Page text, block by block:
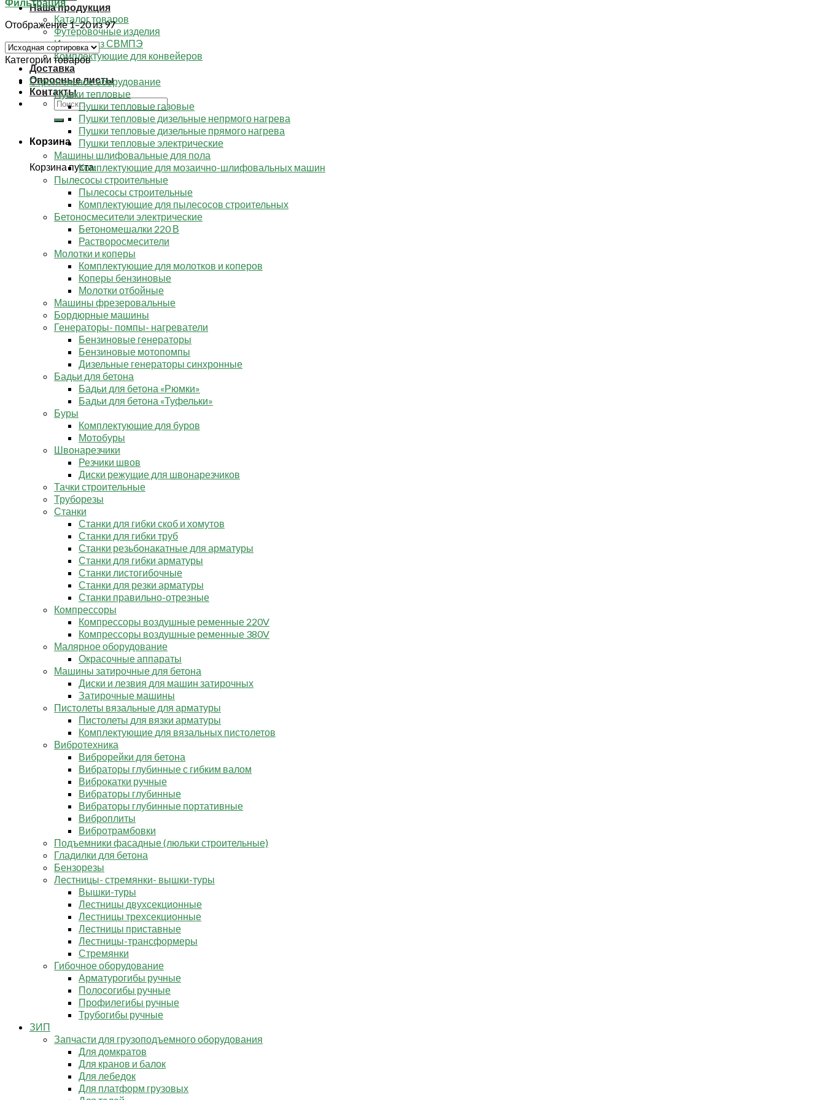
Наша продукция
Каталог товаров
Футеровочные изделия
Изделия из СВМПЭ
Комплектующие для конвейеров
Доставка
Опросные листы
Контакты
Искать:
Корзина
Корзина пуста.
Отображение 1–20 из 97
Категории товаров
Строительное оборудование
Пушки тепловые
Пушки тепловые газовые
Пушки тепловые дизельные непрмого нагрева
Пушки тепловые дизельные прямого нагрева
Пушки тепловые электрические
Машины шлифовальные для пола
Комплектующие для мозаично-шлифовальных машин
Пылесосы строительные
Пылесосы строительные
Комплектующие для пылесосов строительных
Бетоносмесители электрические
Бетономешалки 220 В
Растворосмесители
Молотки и коперы
Комплектующие для молотков и коперов
Коперы бензиновые
Молотки отбойные
Машины фрезеровальные
Бордюрные машины
Генераторы- помпы- нагреватели
Бензиновые генераторы
Бензиновые мотопомпы
Дизельные генераторы синхронные
Бадьи для бетона
Бадьи для бетона «Рюмки»
Бадьи для бетона «Туфельки»
Буры
Комплектующие для буров
Мотобуры
Швонарезчики
Резчики швов
Диски режущие для швонарезчиков
Тачки строительные
Труборезы
Станки
Станки для гибки скоб и хомутов
Станки для гибки труб
Станки резьбонакатные для арматуры
Станки для гибки арматуры
Станки листогибочные
Станки для резки арматуры
Станки правильно-отрезные
Компрессоры
Компрессоры воздушные ременные 220V
Компрессоры воздушные ременные 380V
Малярное оборудование
Окрасочные аппараты
Машины затирочные для бетона
Диски и лезвия для машин затирочных
Затирочные машины
Пистолеты вязальные для арматуры
Пистолеты для вязки арматуры
Комплектующие для вязальных пистолетов
Вибротехника
Виброрейки для бетона
Вибраторы глубинные с гибким валом
Виброкатки ручные
Вибраторы глубинные
Вибраторы глубинные портативные
Виброплиты
Вибротрамбовки
Подъемники фасадные (люльки строительные)
Гладилки для бетона
Бензорезы
Лестницы- стремянки- вышки-туры
Вышки-туры
Лестницы двухсекционные
Лестницы трехсекционные
Лестницы приставные
Лестницы-трансформеры
Стремянки
Гибочное оборудование
Арматурогибы ручные
Полосогибы ручные
Профилегибы ручные
Трубогибы ручные
ЗИП
Запчасти для грузоподъемного оборудования
Для домкратов
Для кранов и балок
Для лебедок
Для платформ грузовых